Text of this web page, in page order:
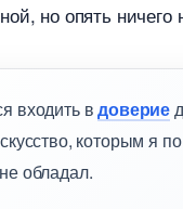
но опять ничего
входитьдоверие
которым я
обладал.